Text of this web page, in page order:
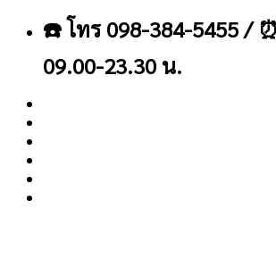
เนื้อหา
☎️ โทร 098-384-5455 /
09.00-23.30 น.